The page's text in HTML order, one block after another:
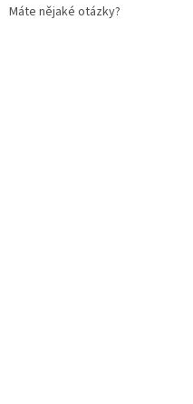
Máte nějaké otázky?